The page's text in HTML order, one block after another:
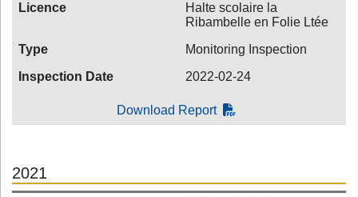
Licence
Halte scolaire la
Ribambelle en Folie Ltée
Type
Monitoring Inspection
Inspection Date
2022-02-24
Download Report
2021